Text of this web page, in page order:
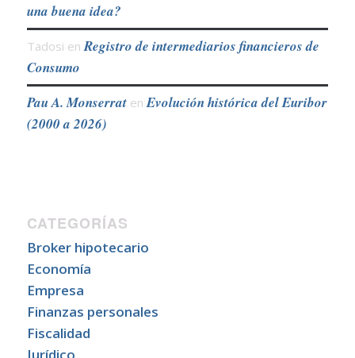
una buena idea?
Tadosi en Registro de intermediarios financieros de
Consumo
Pau A. Monserraten Evolución histórica del Euribor
(2000 a 2026)
CATEGORÍAS
Broker hipotecario
Economía
Empresa
Finanzas personales
Fiscalidad
Jurídico